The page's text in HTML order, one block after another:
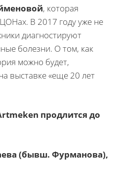
, которая
В 2017 году уже не
диагностируют
болезни. О том, как
можно будет,
выставке «еще 20 лет
продлится до
(бывш. Фурманова),